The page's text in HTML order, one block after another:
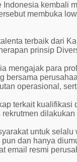
Indonesia kembali
membuka
terbaik dari
prinsip
mengajak para
bersama
operasional,
terkait
untuk
dan hanya
email resmi